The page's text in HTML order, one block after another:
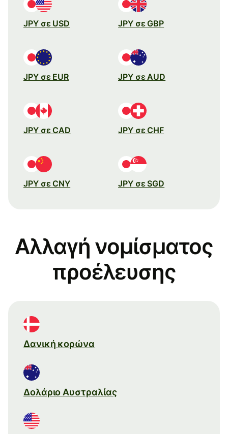
JPY σε USD JPY σε GBP
JPY σε EUR JPY σε AUD
JPY σε CAD JPY σε CHF
JPY σε CNY JPY σε SGD
Αλλαγή νομίσματος
προέλευσης
Δανική κορώνα
Δολάριο Αυστραλίας